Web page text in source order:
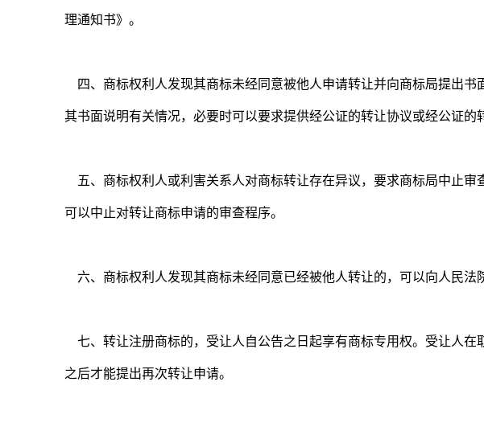
理通知书》。
四、商标权利人发现其商标未经同意被他人申请转让并向商标局提出
其书面说明有关情况，必要时可以要求提供经公证的转让协议或经公证的
五、商标权利人或利害关系人对商标转让存在异议，要求商标局中止
可以中止对转让商标申请的审查程序。
六、商标权利人发现其商标未经同意已经被他人转让的，可以向人民法
七、转让注册商标的，受让人自公告之日起享有商标专用权。受让人
之后才能提出再次转让申请。